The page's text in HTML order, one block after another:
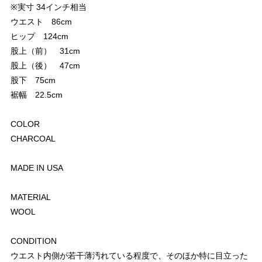
※実寸 34インチ相当
ウエスト 86cm
ヒップ 124cm
股上（前） 31cm
股上（後） 47cm
股下 75cm
裾幅 22.5cm
COLOR
CHARCOAL
MADE IN USA
MATERIAL
WOOL
CONDITION
ウエスト内側が若干薄汚れている程度で、そのほか特に目立った